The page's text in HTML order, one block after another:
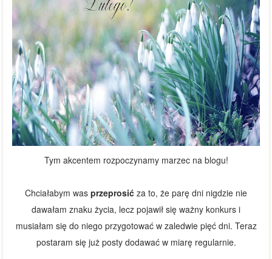
Tym akcentem rozpoczynamy marzec na blogu!
Chciałabym was przeprosić za to, że parę dni nigdzie nie
dawałam znaku życia, lecz pojawił się ważny konkurs i
musiałam się do niego przygotować w zaledwie pięć dni. Teraz
postaram się już posty dodawać w miarę regularnie.